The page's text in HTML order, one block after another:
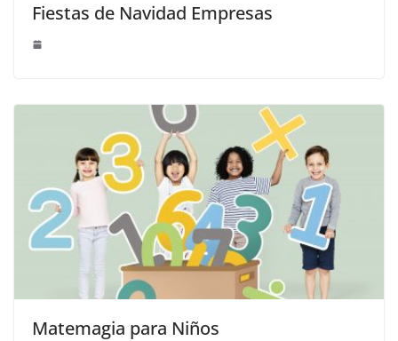
Fiestas de Navidad Empresas
Matemagia para Niños